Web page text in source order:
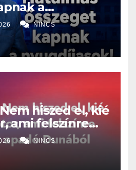
a
NINCS
hiszed el, kié
ami felszínre
Dunából
NINCS